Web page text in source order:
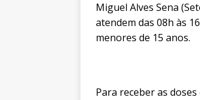
Miguel Alves Sena
atendem das 08h às
menores de 15 anos.
Para receber as